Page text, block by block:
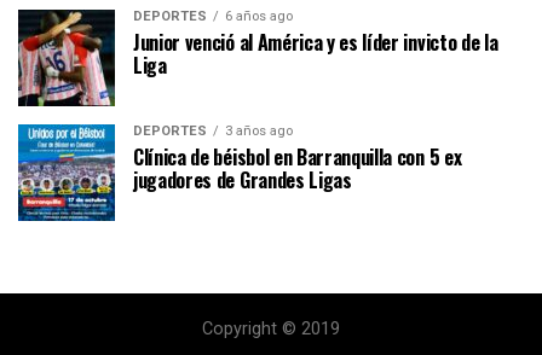
DEPORTES 6 años ago
Junior venció al América y es líder invicto de la
Liga
DEPORTES 3 años ago
Clínica de béisbol en Barranquilla con 5 ex
jugadores de Grandes Ligas
Copyright © 2019